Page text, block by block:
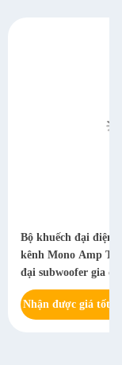
Bộ khuếch đại điện
kênh Mono Amp
đại subwoofer gia
Nhận được giá tốt